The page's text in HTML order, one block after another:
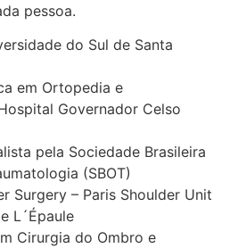
pessoa.
do Sul de Santa
em Ortopedia e
Governador Celso
pela Sociedade Brasileira
(SBOT)
Surgery – Paris Shoulder Unit
L´Épaule
Cirurgia do Ombro e